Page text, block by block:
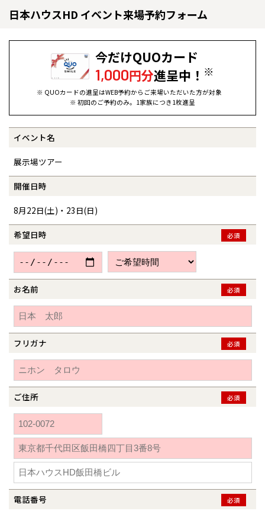
日本ハウスHD イベント来場予約フォーム
今だけQUOカード
1,000円分進呈中！ ※
※ QUOカードの進呈はWEB予約からご来場いただいた方が対象
※ 初回のご予約のみ。1家族につき1枚進呈
イベント名
展示場ツアー
開催日時
8月22日(土)・23日(日)
希望日時 必須
お名前 必須
フリガナ 必須
ご住所 必須
電話番号 必須
全国の展示場
北海道
札幌
道央
道北
道東
東北
青森
秋田
山形
宮城
福島
甲信越・北陸
新潟
長野
富山
石川
福井
関東
神奈川
埼玉
千葉
茨城
栃木
群馬
愛知
岐阜
静岡
三重
近畿
大阪
京都
兵庫
奈良
滋賀
中国・四国
岡山
香川
愛媛
鳥取
九州
福岡
佐賀
熊本
分譲マンション
※現住所のある都道府県以外の建築予定地の方でも現住所の有るお近
くの展示場又は店舗にお問合せください。
応します。お気軽にご相談ください。
お近くのイベント
北海道
札幌
札幌
小樽
苫小牧千歳
小樽
道北
道南
道東
釧路
東北
青森県
青森
秋田県
秋田
岩手県
盛岡
山形県
宮城県
福島県
郡山
いわき
甲信越・北陸
新潟県
新潟
長岡
山梨県
甲府
長野県
長野
富山県
石川県
福井県
関東
神奈川県
横浜
相模
埼玉県
埼玉
千葉県
柏
茨城県
水戸
栃木県
宇都宮
愛知県
名古屋
岐阜県
静岡県
三重県
近畿
大阪府
大阪
京都府
京都
奈良県
奈良
中国・四国
岡山県
岡山
香川県
高松
愛媛県
松山
九州
福岡県
佐賀県
佐賀
熊本県
熊本
大分県
大分